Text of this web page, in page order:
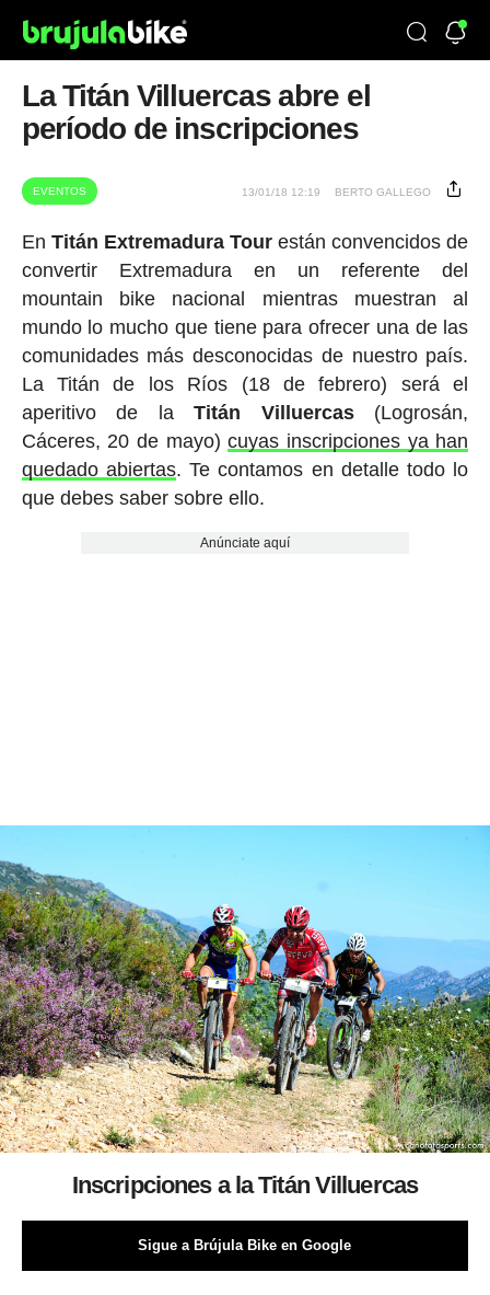
La Titán Villuercas abre el
período de inscripciones
EVENTOS 13/01/18 12:19 BERTO GALLEGO
En Titán Extremadura Tourestán convencidos de
convertir Extremadura en un referente del
mountain bike nacional mientras muestran al
mundo lo mucho que tiene para ofrecer una de las
comunidades más desconocidas de nuestro país.
La Titán de los Ríos (18 de febrero) será el
aperitivo de laTitán Villuercas(Logrosán,
Cáceres, 20 de mayo)cuyas inscripciones ya han
quedado abiertas. Te contamos en detalle todo lo
que debes saber sobre ello.
Anúnciate aquí
Inscripciones a la Titán Villuercas
Sigue a Brújula Bike en Google